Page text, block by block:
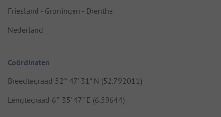
Friesland - Groningen - Drenthe
Nederland
Coördinaten
Breedtegraad 52° 47' 31" N (52.792011)
Lengtegraad 6° 35' 47" E (6.59644)